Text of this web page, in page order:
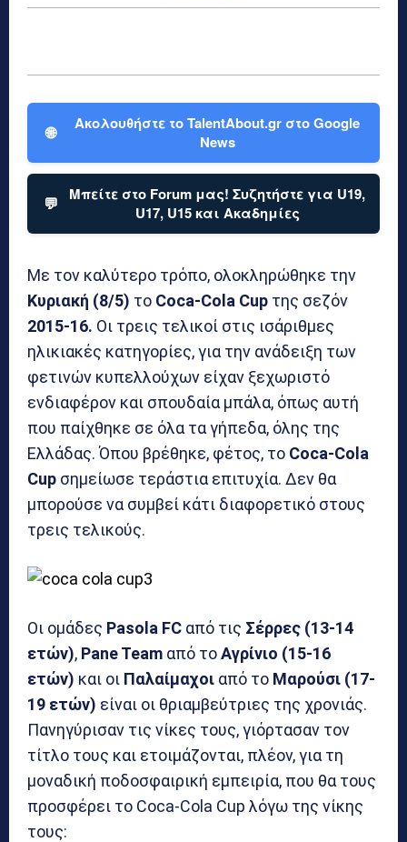
🌐
Ακολουθήστε το TalentAbout.gr στο Google
News
💬
Μπείτε στο Forum μας! Συζητήστε για U19,
U17, U15 και Ακαδημίες
Με τον καλύτερο τρόπο, ολοκληρώθηκε την
Κυριακή (8/5) το Coca-Cola Cup της σεζόν
2015-16. Οι τρεις τελικοί στις ισάριθμες
ηλικιακές κατηγορίες, για την ανάδειξη των
φετινών κυπελλούχων είχαν ξεχωριστό
ενδιαφέρον και σπουδαία μπάλα, όπως αυτή
που παίχθηκε σε όλα τα γήπεδα, όλης της
Ελλάδας. Όπου βρέθηκε, φέτος, το Coca-Cola
Cup σημείωσε τεράστια επιτυχία. Δεν θα
μπορούσε να συμβεί κάτι διαφορετικό στους
τρεις τελικούς.
Οι ομάδες Pasola FC από τις Σέρρες (13-14
ετών), Pane Team από τοΑγρίνιο (15-16
ετών) και οι Παλαίμαχοι από το Μαρούσι (17-
19 ετών) είναι οι θριαμβεύτριες της χρονιάς.
Πανηγύρισαν τις νίκες τους, γιόρτασαν τον
τίτλο τους και ετοιμάζονται, πλέον, για τη
μοναδική ποδοσφαιρική εμπειρία, που θα τους
προσφέρει το Coca-Cola Cup λόγω της νίκης
τους: